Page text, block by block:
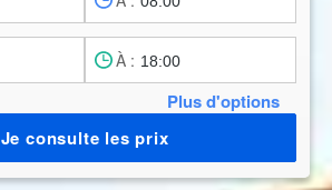
À :
Plus d'options
Je consulte les prix